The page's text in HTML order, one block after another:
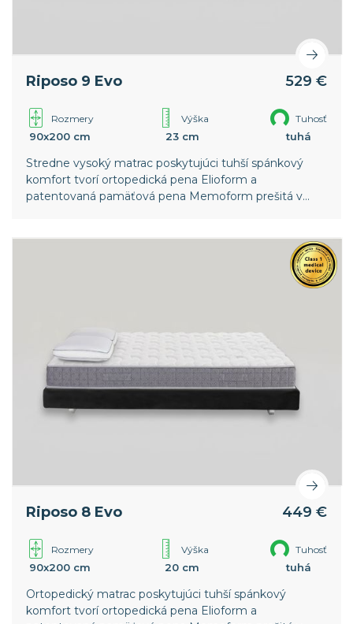
Riposo 9 Evo 529 €
Rozmery
90x200 cm
Výška
23 cm
Tuhosť
tuhá
Stredne vysoký matrac poskytujúci tuhší spánkový
komfort tvorí ortopedická pena Elioform a
patentovaná pamäťová pena Memoform prešitá v
Riposo 8 Evo 449 €
Rozmery
90x200 cm
Výška
20 cm
Tuhosť
tuhá
Ortopedický matrac poskytujúci tuhší spánkový
komfort tvorí ortopedická pena Elioform a